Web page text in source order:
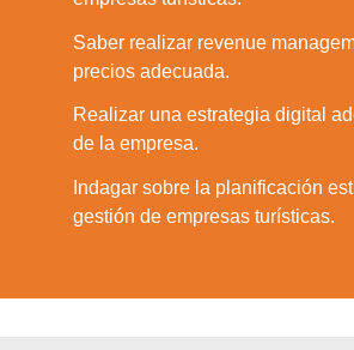
Saber realizar revenue
precios adecuada.
Realizar una estrategia digital
de la empresa.
Indagar sobre la planificación
gestión de empresas turísticas.